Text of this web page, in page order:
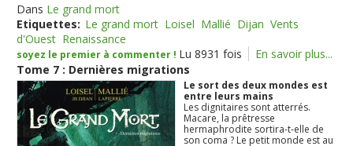
Dans Le grand mort
Etiquettes: Le grand mort Loisel Mallié Dijan Vents
d'Ouest Renaissance
soyez le premier à commenter ! Lu 8931 fois
En savoir plus...
Tome 7 : Dernières migrations
Le sort des deux mondes est
entre leurs mains
Les dignitaires sont atterrés.
Macare, la prêtresse
hermaphrodite sortira-t-elle de
son coma ? Le petit monde est au